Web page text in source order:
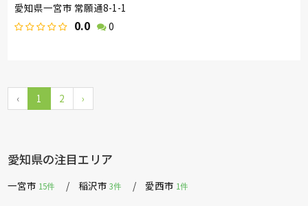
愛知県一宮市 常願通8-1-1
0.0 0
‹ 1 2 ›
愛知県の注目エリア
一宮市 15件 稲沢市3件 愛西市 1件